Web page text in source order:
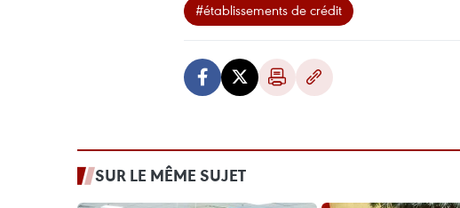
#établissements de crédit
SUR LE MÊME SUJET